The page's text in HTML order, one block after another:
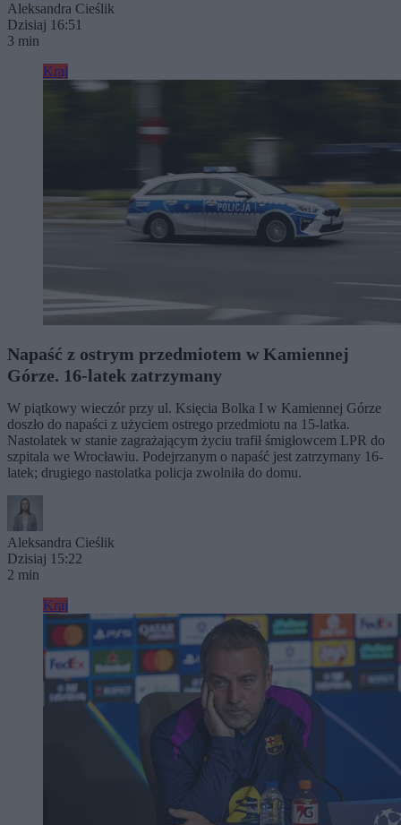
Aleksandra Cieślik
Dzisiaj 16:51
3 min
Kraj
Napaść z ostrym przedmiotem w Kamiennej
Górze. 16-latek zatrzymany
W piątkowy wieczór przy ul. Księcia Bolka I w Kamiennej Górze
doszło do napaści z użyciem ostrego przedmiotu na 15-latka.
Nastolatek w stanie zagrażającym życiu trafił śmigłowcem LPR do
szpitala we Wrocławiu. Podejrzanym o napaść jest zatrzymany 16-
latek; drugiego nastolatka policja zwolniła do domu.
Aleksandra Cieślik
Dzisiaj 15:22
2 min
Kraj